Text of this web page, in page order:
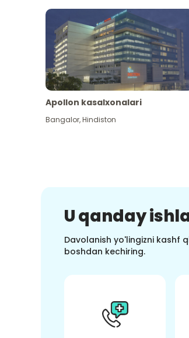
Apollon kasalxonalari
Bangalor,Hindiston
U qanday
Davolanish yo'lingizni kashf
boshdan kechiring.